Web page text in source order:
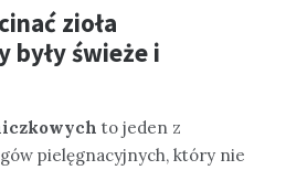
zioła
były świeże i
to jeden z
pielęgnacyjnych, który nie